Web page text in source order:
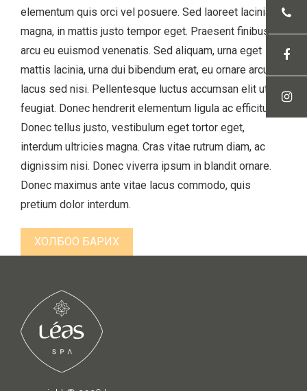
elementum quis orci vel posuere. Sed laoreet lacinia
magna, in mattis justo tempor eget. Praesent finibus
arcu eu euismod venenatis. Sed aliquam, urna eget
mattis lacinia, urna dui bibendum erat, eu ornare arcu
lacus sed nisi. Pellentesque luctus accumsan elit ut
feugiat. Donec hendrerit elementum ligula ac efficitur.
Donec tellus justo, vestibulum eget tortor eget,
interdum ultricies magna. Cras vitae rutrum diam, ac
dignissim nisi. Donec viverra ipsum in blandit ornare.
Donec maximus ante vitae lacus commodo, quis
pretium dolor interdum.
ХОЛБОО БАРИХ